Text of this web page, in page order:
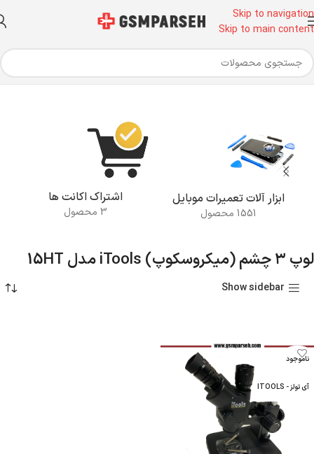
Skip to navigation
Skip to main content
محصولات برچسب خورده “لوپ ۳ چشم (میکروسکوپ) iTools مدل 15HT”
ابزار آلات تعمیرات موبایل
1551 محصول
اشتراک اکانت ها
3 محصول
لوپ ۳ چشم (میکروسکوپ) iTools مدل 15HT
Show sidebar
ناموجود
آی تولز - ITOOLS